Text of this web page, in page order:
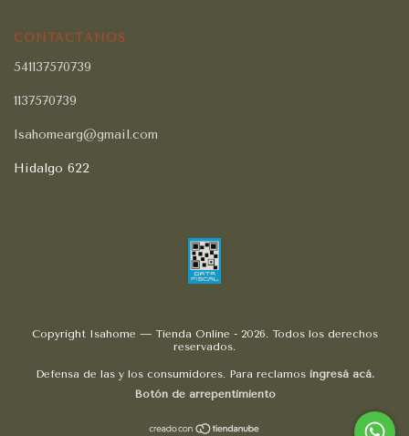
CONTACTÁNOS
541137570739
1137570739
Isahomearg@gmail.com
Hidalgo 622
Copyright Isahome — Tienda Online - 2026. Todos los derechos
reservados.
Defensa de las y los consumidores. Para reclamos ingresá acá.
Botón de arrepentimiento